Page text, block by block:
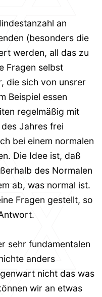
an
(besonders die
werden, all das zu
Fragen selbst
die sich von unsrer
Beispiel essen
regelmäßig mit
Jahres frei
bei einem normalen
Die Idee ist, daß
des Normalen
ab, was normal ist.
Fragen gestellt, so
sehr fundamentalen
anders
nicht das was
wir an etwas